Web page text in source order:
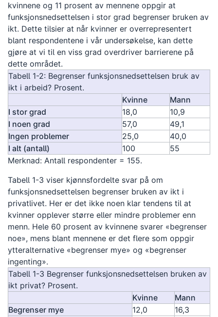
kvinnene og 11 prosent av mennene oppgir at
funksjonsnedsettelsen i stor grad begrenser bruken av
ikt. Dette tilsier at når kvinner er overrepresentert
blant respondentene i vår undersøkelse, kan dette
gjøre at vi til en viss grad overdriver barrierene på
dette området.
Tabell 1-2: Begrenser funksjonsnedsettelsen bruk av
ikt i arbeid? Prosent.
Kvinne
Mann
I stor grad
18,0
10,9
I noen grad
57,0
49,1
Ingen problemer
25,0
40,0
I alt (antall)
100
55
Merknad: Antall respondenter = 155.
Tabell 1-3 viser kjønnsfordelte svar på om
funksjonsnedsettelsen begrenser bruken av ikt i
privatlivet. Her er det ikke noen klar tendens til at
kvinner opplever større eller mindre problemer enn
menn. Hele 60 prosent av kvinnene svarer «begrenser
noe», mens blant mennene er det flere som oppgir
ytteralternative «begrenser mye» og «begrenser
ingenting».
Tabell 1-3 Begrenser funksjonsnedsettelsen bruken av
ikt privat? Prosent.
Kvinne
Mann
Begrenser mye
12,0 16,3